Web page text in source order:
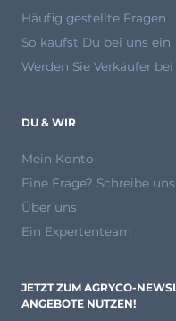
Häufig gestellte Fragen
So kaufst Du bei uns ein
Werden Sie Verkäufer
DU & WIR
Mein Konto
Eine Frage? Schreibe
Über uns
Ein Expertenteam
JETZT ZUM AGRYCO-
ANGEBOTE NUTZEN!